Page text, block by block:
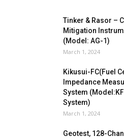
Tinker & Rasor –
Mitigation
(Model: AG-1)
March 1, 2024
Kikusui-FC(Fuel
Impedance
System
System)
March 1, 2024
Geotest, 128-